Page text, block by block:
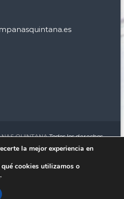
QUINTANATodos los derechos
Funciona conWordPress
eléctricas para iglesias
la mejor experiencia en
qué cookies utilizamos o
.